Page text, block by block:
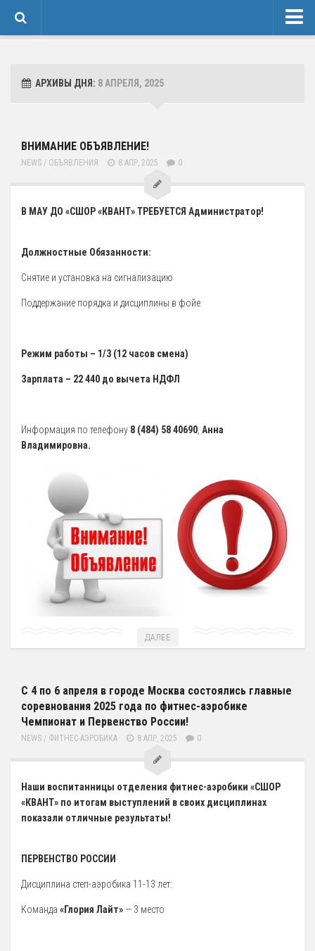
Контакты
2 Структура и органы управления организацией
4 Образовательные стандарты и требования
Календарь
Положения и протоколы
6 Материально-техническое обеспечение и оснащенность
образовательного процесса
7 Доступная среда
Организация питания в Образовательной организации
8 Международное сотрудничество
9 Вакантные места для приема (перевода) обучающихся
10 Стипендии и меры поддержки обучающихся
11 Финансово-хозяйственная деятельность
Извещения о закупках
12 Платные образовательные услуги
Документы МАУ «СШОР КВАНТ»
Виды Спорта
Адаптивная физкультура
Легкая атлетика
АРХИВЫ ДНЯ: 8 АПРЕЛЯ, 2025
ВНИМАНИЕ ОБЪЯВЛЕНИЕ!
NEWS / ОБЪЯВЛЕНИЯ 8 АПР, 2025 0
В МАУ ДО «СШОР «КВАНТ» ТРЕБУЕТСЯ Администратор!
Должностные Обязанности:
Снятие и установка на сигнализацию
Поддержание порядка и дисциплины в фойе
Режим работы – 1/3 (12 часов смена)
Зарплата – 22 440 до вычета НДФЛ
Информация по телефону 8 (484) 58 40690 Анна
Владимировна.
ДАЛЕЕ
С 4 по 6 апреля в городе Москва состоялись главные
соревнования 2025 года по фитнес-аэробике
Чемпионат и Первенство России!
NEWS / ФИТНЕС-АЭРОБИКА 8 АПР, 2025 0
Наши воспитанницы отделения фитнес-аэробики «СШОР
«КВАНТ» по итогам выступлений в своих дисциплинах
показали отличные результаты!
ПЕРВЕНСТВО РОССИИ
Дисциплина степ-аэробика 11-13 лет:
Команда «Глория Лайт» — 3 место